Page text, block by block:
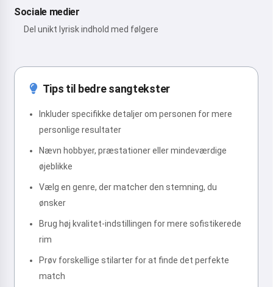
Sociale medier
Del unikt lyrisk indhold med følgere
Tips til bedre sangtekster
Inkluder specifikke detaljer om personen for mere
personlige resultater
Nævn hobbyer, præstationer eller mindeværdige
øjeblikke
Vælg en genre, der matcher den stemning, du
ønsker
Brug høj kvalitet-indstillingen for mere sofistikerede
rim
Prøv forskellige stilarter for at finde det perfekte
match